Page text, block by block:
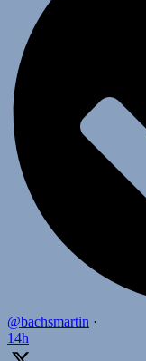
@bachsmartin ·
14h